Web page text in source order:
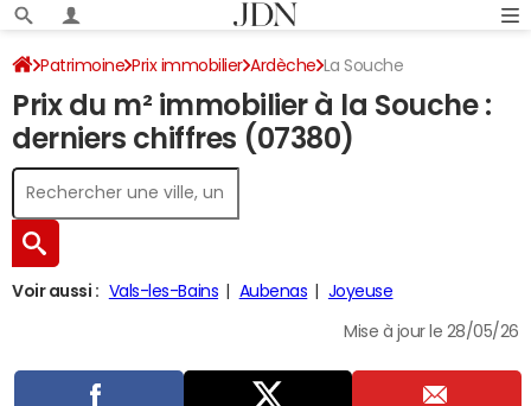
Patrimoine Prix immobilier Ardèche La Souche
Prix du m² immobilier à la Souche :
derniers chiffres (07380)
Voir aussi : Vals-les-Bains Aubenas Joyeuse
Mise à jour le 28/05/26